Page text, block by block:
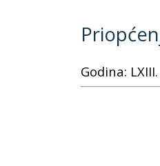
Godina: LXIII.